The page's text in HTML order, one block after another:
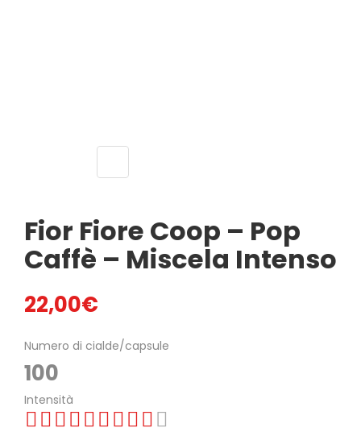
Fior Fiore Coop – Pop
Caffè – Miscela Intenso
22,00€
Numero di cialde/capsule
100
Intensità